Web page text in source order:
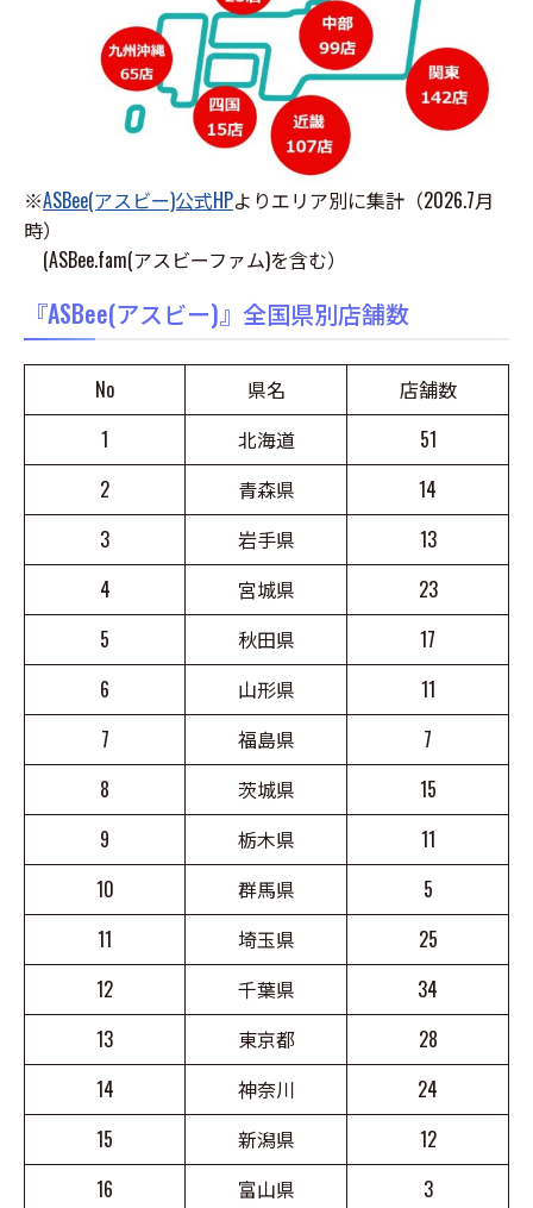
※ASBee(アスビー)公式HPよりエリア別に集計（2026.7月
時）
(ASBee.fam(アスビーファム)を含む）
『ASBee(アスビー)』全国県別店舗数
No 県名
店舗数
1
北海道
51
2
青森県
14
3
岩手県
13
4
宮城県
23
5
秋田県
17
6
山形県
11
7
福島県
7
8
茨城県
15
9
栃木県
11
10
群馬県
5
11
埼玉県
25
12
千葉県
34
13
東京都
28
14
神奈川
24
15
新潟県
12
16
富山県 3